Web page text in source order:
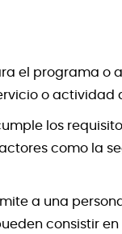
el programa o
o actividad
los
como la
a una
consistir